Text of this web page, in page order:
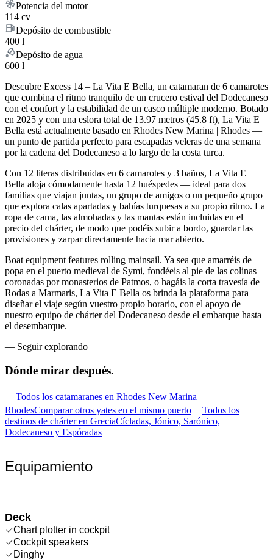
Potencia del motor
114 cv
Depósito de combustible
400 l
Depósito de agua
600 l
Descubre Excess 14 – La Vita E Bella, un catamaran de 6 camarotes
que combina el ritmo tranquilo de un crucero estival del Dodecaneso
con el confort y la estabilidad de un casco múltiple moderno. Botado
en 2025 y con una eslora total de 13.97 metros (45.8 ft), La Vita E
Bella está actualmente basado en Rhodes New Marina | Rhodes —
un punto de partida perfecto para escapadas veleras de una semana
por la cadena del Dodecaneso a lo largo de la costa turca.
Con 12 literas distribuidas en 6 camarotes y 3 baños, La Vita E
Bella aloja cómodamente hasta 12 huéspedes — ideal para dos
familias que viajan juntas, un grupo de amigos o un pequeño grupo
que explora calas apartadas y bahías turquesas a su propio ritmo. La
ropa de cama, las almohadas y las mantas están incluidas en el
precio del chárter, de modo que podéis subir a bordo, guardar las
provisiones y zarpar directamente hacia mar abierto.
Boat equipment features rolling mainsail. Ya sea que amarréis de
popa en el puerto medieval de Symi, fondéeis al pie de las colinas
coronadas por monasterios de Patmos, o hagáis la corta travesía de
Rodas a Marmaris, La Vita E Bella os brinda la plataforma para
diseñar el viaje según vuestro propio horario, con el apoyo de
nuestro equipo de chárter del Dodecaneso desde el embarque hasta
el desembarque.
— Seguir explorando
Dónde mirar después.
Todos los catamaranes en Rhodes New Marina |
RhodesComparar otros yates en el mismo puerto
Todos los
destinos de chárter en GreciaCícladas, Jónico, Sarónico,
Dodecaneso y Espóradas
Equipamiento
Deck
Chart plotter in cockpit
Cockpit speakers
Dinghy